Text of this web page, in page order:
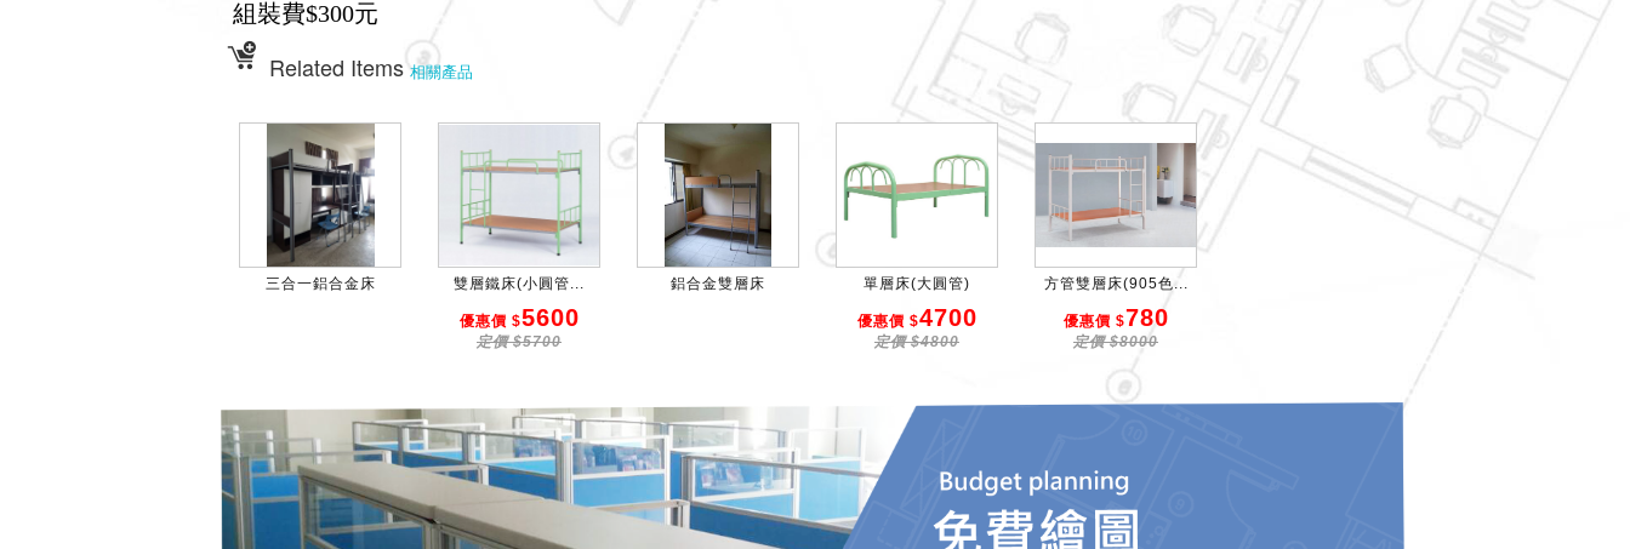
組裝費$300元
Related Items 相關產品
三合一鋁合金床 雙層鐵床(小圓管...
優惠價 $5600
定價 $5700
鋁合金雙層床 單層床(大圓管)
優惠價 $4700
定價 $4800
方管雙層床(905色...
優惠價 $780
定價 $8000